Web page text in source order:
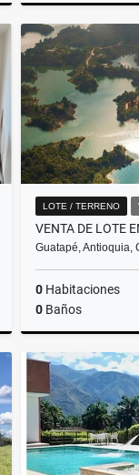
LOTE / TERRENO
Guatapé, Antioquia,
0 Habitaciones
0 Baños